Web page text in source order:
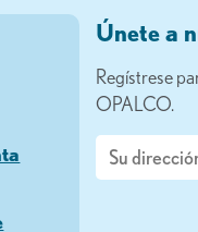
Únete a
Regístrese
OPALCO.
Correo
electrónico